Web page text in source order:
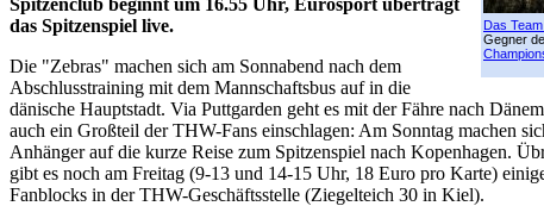
Das
Gegner
Spitzenclub beginnt um 16.55 Uhr, Eurosport überträgt
das Spitzenspiel live.
Die "Zebras" machen sich am Sonnabend nach dem
Abschlusstraining mit dem Mannschaftsbus auf in die
dänische Hauptstadt. Via Puttgarden geht es mit der Fähre nach
auch ein Großteil der THW-Fans einschlagen: Am Sonntag machen
Anhänger auf die kurze Reise zum Spitzenspiel nach Kopenhagen.
gibt es noch am Freitag (9-13 und 14-15 Uhr, 18 Euro pro Karte)
Fanblocks in der THW-Geschäftsstelle (Ziegelteich 30 in Kiel).